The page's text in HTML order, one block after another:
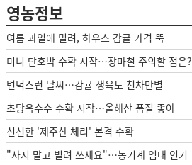
영농정보
여름 과일에 밀려, 하우스 감귤 가격 뚝
미니 단호박 수확 시작…장마철 주의할 점은?
변덕스런 날씨…감귤 생육도 천차만별
초당옥수수 수확 시작…올해산 품질 좋아
신선한 '제주산 체리' 본격 수확
"사지 말고 빌려 쓰세요"…농기계 임대 인기